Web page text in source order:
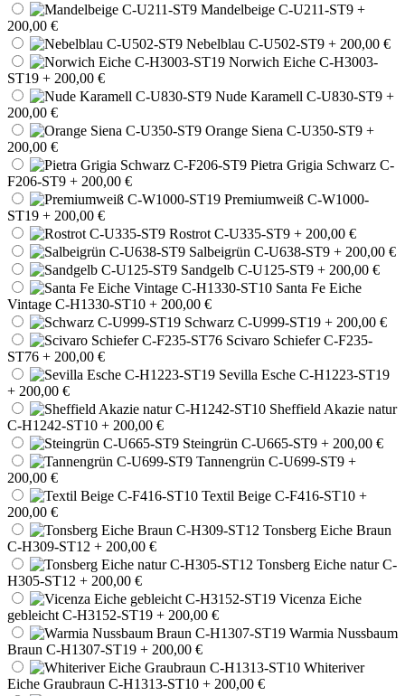
Mandelbeige C-U211-ST9 +
200,00 €
Nebelblau C-U502-ST9 + 200,00 €
Norwich Eiche C-H3003-
ST19 + 200,00 €
Nude Karamell C-U830-ST9 +
200,00 €
Orange Siena C-U350-ST9 +
200,00 €
Pietra Grigia Schwarz C-
F206-ST9 + 200,00 €
Premiumweiß C-W1000-
ST19 + 200,00 €
Rostrot C-U335-ST9 + 200,00 €
Salbeigrün C-U638-ST9 + 200,00 €
Sandgelb C-U125-ST9 + 200,00 €
Santa Fe Eiche
Vintage C-H1330-ST10 + 200,00 €
Schwarz C-U999-ST19 + 200,00 €
Scivaro Schiefer C-F235-
ST76 + 200,00 €
Sevilla Esche C-H1223-ST19
+ 200,00 €
Sheffield Akazie natur
C-H1242-ST10 + 200,00 €
Steingrün C-U665-ST9 + 200,00 €
Tannengrün C-U699-ST9 +
200,00 €
Textil Beige C-F416-ST10 +
200,00 €
Tonsberg Eiche Braun
C-H309-ST12 + 200,00 €
Tonsberg Eiche natur C-
H305-ST12 + 200,00 €
Vicenza Eiche
gebleicht C-H3152-ST19 + 200,00 €
Warmia Nussbaum
Braun C-H1307-ST19 + 200,00 €
Whiteriver
Eiche Graubraun C-H1313-ST10 + 200,00 €